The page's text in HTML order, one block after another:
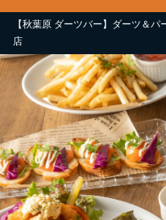
【秋葉原 ダーツバー】ダーツ＆
店